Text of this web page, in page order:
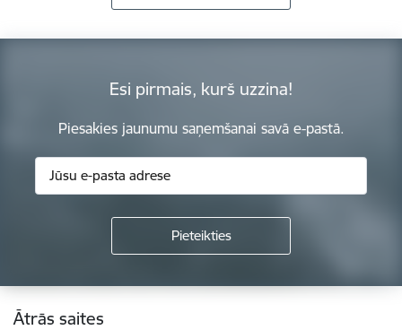
Esi pirmais, kurš uzzina!
Piesakies jaunumu saņemšanai savā e-pastā.
Kājene
Ātrās saites